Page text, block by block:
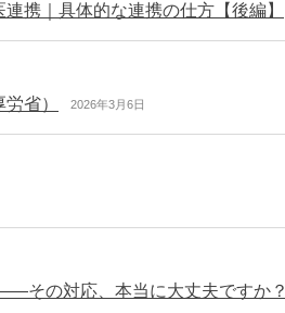
携｜具体的な連携の仕方【後編】
省） 2026年3月6日
その対応、本当に大丈夫ですか？